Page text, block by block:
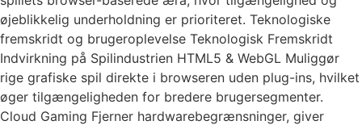
øjeblikkelig underholdning er prioriteret. Teknologiske
fremskridt og brugeroplevelse Teknologisk Fremskridt
Indvirkning på Spilindustrien HTML5 & WebGL Muliggør
rige grafiske spil direkte i browseren uden plug-ins, hvilket
øger tilgængeligheden for bredere brugersegmenter.
Cloud Gaming Fjerner hardwarebegrænsninger, giver